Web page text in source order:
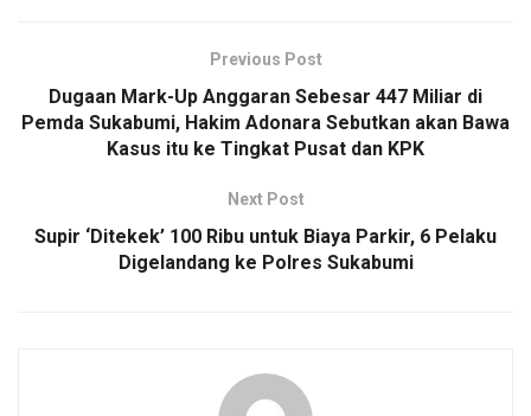
o
o
A
p
p
ePrevious Post
Dugaan Mark-Up Anggaran Sebesar 447 Miliar di
Pemda Sukabumi, Hakim Adonara Sebutkan akan Bawa
Kasus itu ke Tingkat Pusat dan KPK
Next Post
Supir ‘Ditekek’ 100 Ribu untuk Biaya Parkir, 6 Pelaku
Digelandang ke Polres Sukabumi